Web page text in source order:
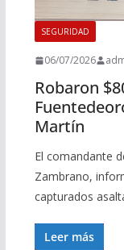
SEGURIDAD
06/07/2026
Robaron
Martín
El comandante
Zambrano,
capturados
Leer más